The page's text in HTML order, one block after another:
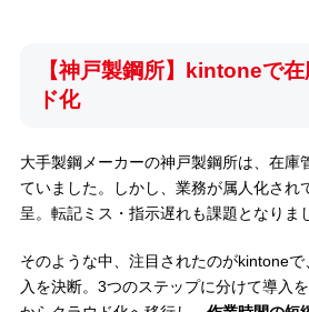
【神戸製鋼所】kintoneで
ド化
大手製鋼メーカーの神戸製鋼所は、在庫
ていました。しかし、業務が属人化され
呈。転記ミス・指示遅れも課題となりま
そのような中、注目されたのがkintone
入を決断。3つのステップに分けて導入